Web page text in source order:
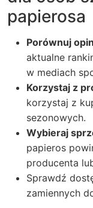
papierosa
Porównuj
aktualne
w mediach
Korzystaj z
korzystaj z
sezonowych.
Wybieraj
papieros
producenta
Sprawdź
zamiennych